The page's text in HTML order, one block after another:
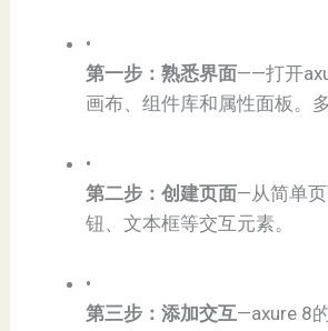
•
​第一步：熟悉界面​​——打开
画布、组件库和属性面板。
•
​第二步：创建页面​​—从简单
钮、文本框等交互元素。
•
​第三步：添加交互​​—axure 8